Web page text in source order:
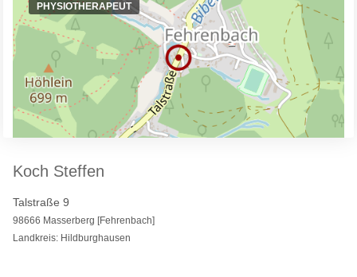
PHYSIOTHERAPEUT
Koch Steffen
Talstraße 9
98666 Masserberg [Fehrenbach]
Landkreis: Hildburghausen